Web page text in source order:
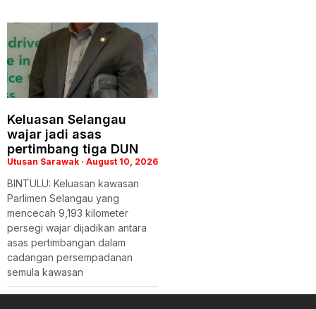
Keluasan Selangau
wajar jadi asas
pertimbang tiga DUN
Utusan Sarawak August 10, 2026
BINTULU: Keluasan kawasan
Parlimen Selangau yang
mencecah 9,193 kilometer
persegi wajar dijadikan antara
asas pertimbangan dalam
cadangan persempadanan
semula kawasan